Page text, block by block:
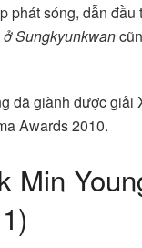
phát sóng, dẫn
Sungkyunkwan
đã giành được
Awards 2010.
Min